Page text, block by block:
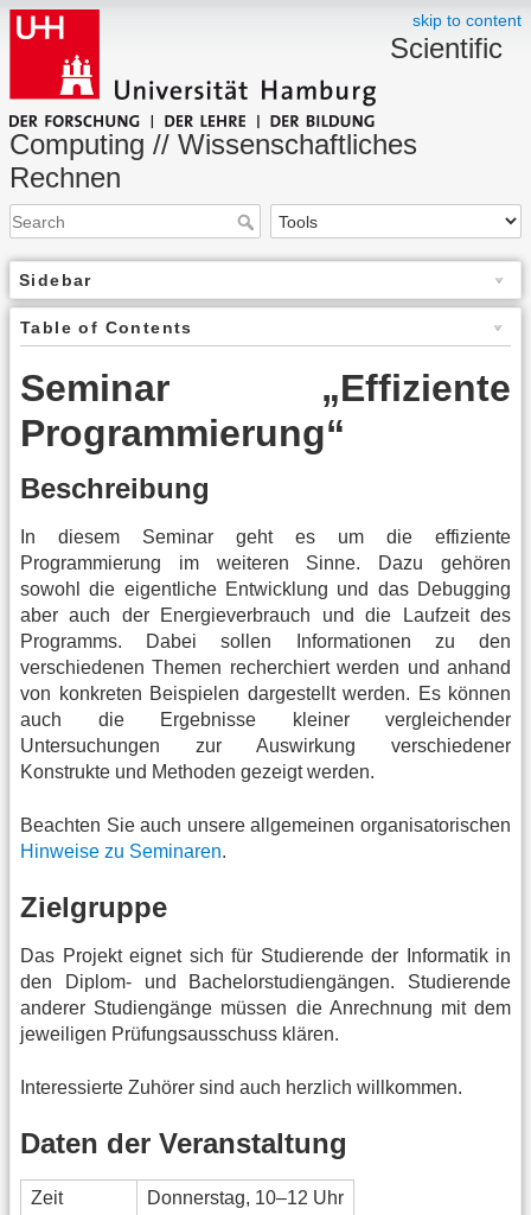
skip to content
Scientific
Computing // Wissenschaftliches
Rechnen
Sidebar
Table of Contents
Seminar „Effiziente
Programmierung“
Beschreibung
In diesem Seminar geht es um die effiziente
Programmierung im weiteren Sinne. Dazu gehören
sowohl die eigentliche Entwicklung und das Debugging
aber auch der Energieverbrauch und die Laufzeit des
Programms. Dabei sollen Informationen zu den
verschiedenen Themen recherchiert werden und anhand
von konkreten Beispielen dargestellt werden. Es können
auch die Ergebnisse kleiner vergleichender
Untersuchungen zur Auswirkung verschiedener
Konstrukte und Methoden gezeigt werden.
Beachten Sie auch unsere allgemeinen organisatorischen
Hinweise zu Seminaren.
Zielgruppe
Das Projekt eignet sich für Studierende der Informatik in
den Diplom- und Bachelorstudiengängen. Studierende
anderer Studiengänge müssen die Anrechnung mit dem
jeweiligen Prüfungsausschuss klären.
Interessierte Zuhörer sind auch herzlich willkommen.
Daten der Veranstaltung
Zeit
Donnerstag, 10–12 Uhr